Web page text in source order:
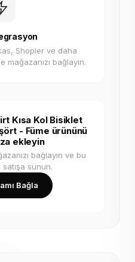
Shopier ve daha
mağazanızı bağlayın.
Kısa Kol Bisiklet
- Füme ürününü
ekleyin
bağlayın ve bu
sunun.
Bağla